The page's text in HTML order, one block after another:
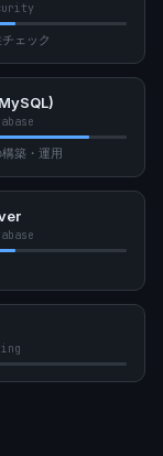
ェック
築・運用